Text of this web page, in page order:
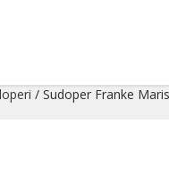
/ Sudoper Franke